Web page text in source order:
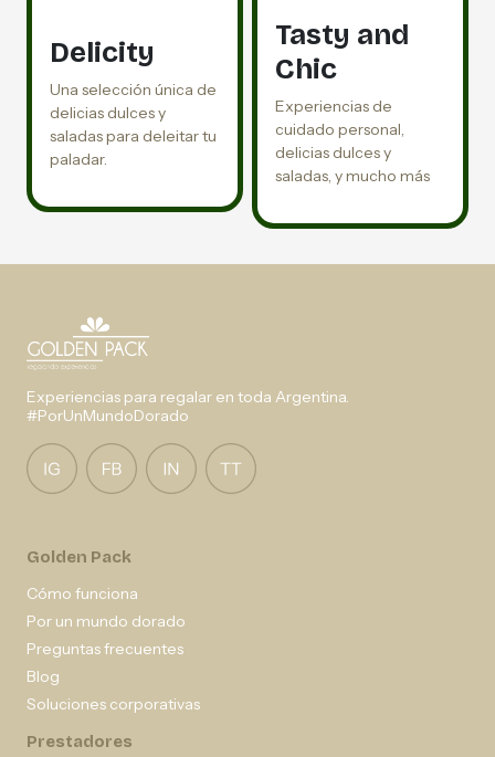
Delicity
Una selección única de
delicias dulces y
saladas para deleitar tu
paladar.
Tasty and
Chic
Experiencias de
cuidado personal,
delicias dulces y
saladas, y mucho más
Experiencias para regalar en toda Argentina.
#PorUnMundoDorado
Golden Pack
Cómo funciona
Por un mundo dorado
Preguntas frecuentes
Blog
Soluciones corporativas
Prestadores